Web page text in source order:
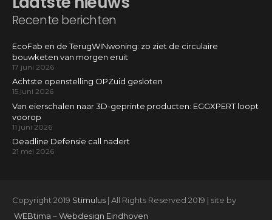
Recente berichten
EcoFab en de TerugWINwoning: zo ziet de circulaire
bouwketen van morgen eruit
17 juni 2026
Achtste openstelling OPZuid gesloten
15 juni 2026
Van eierschalen naar 3D-geprinte producten: EGGXPERT loopt
voorop
11 juni 2026
Deadline Defensie call nadert
21 mei 2026
Copyright 2019 Stimulus| All Rights Reserved 2019 | site by
WEBtima –Webdesign Eindhoven